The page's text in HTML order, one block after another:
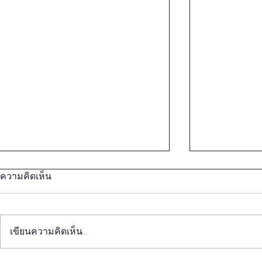
ความคิดเห็น
เขียนความคิดเห็น…